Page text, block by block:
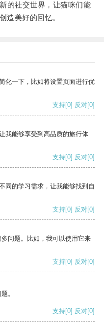
社交世界，让猫咪们能
造美好的回忆。
化一下，比如将设置页面进行优
支持[0] 反对[0]
我能够享受到高品质的旅行体
支持[0] 反对[0]
同的学习需求，让我能够找到自
支持[0] 反对[0]
问题。比如，我可以使用它来
支持[0] 反对[0]
。
支持[0] 反对[0]